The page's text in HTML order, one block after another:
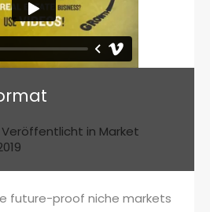
Veröffentlicht in Market
future-proof niche markets